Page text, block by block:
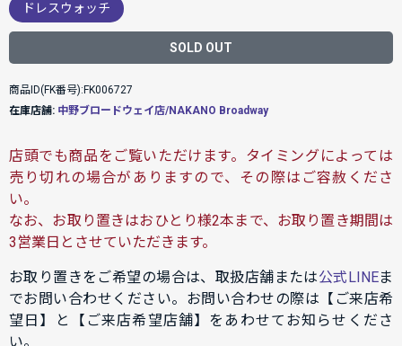
ドレスウォッチ
SOLD OUT
商品ID(FK番号):FK006727
在庫店舗: 中野ブロードウェイ店/NAKANO Broadway
店頭でも商品をご覧いただけます。タイミングによっては
売り切れの場合がありますので、その際はご容赦くださ
い。
なお、お取り置きはおひとり様2本まで、お取り置き期間は
3営業日とさせていただきます。
お取り置きをご希望の場合は、取扱店舗または公式LINEま
でお問い合わせください。お問い合わせの際は【ご来店希
望日】と【ご来店希望店舗】をあわせてお知らせくださ
い。